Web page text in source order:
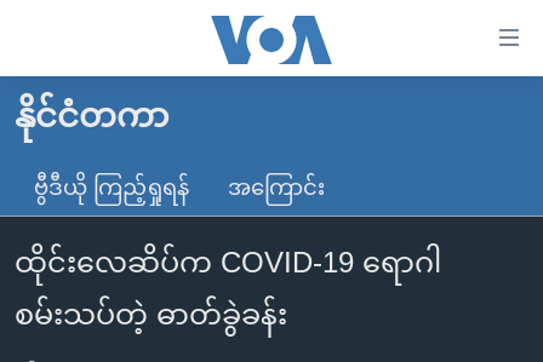
လွယ်ကူ
စေ
သည့်
Link
များ
ပင်မ
မူလစာမျက်နှာ
မြန်မာ
ကမ္ဘာ့သတင်းများ
နိုင်ငံတကာ
အမေရိကန်
ဗွီဒီယို
သတင်းလွတ်လပ်ခွင့်
နိုင်ငံတကာ
ဗွီဒီယို ကြည့်ရှုရန် အကြောင်း
ထိုင်းလေဆိပ်က COVID-19 ရောဂါ
စမ်းသပ်တဲ့ ဓာတ်ခွဲခန်း